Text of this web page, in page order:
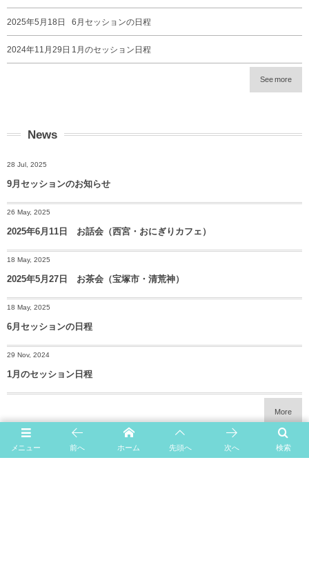
2025年5月18日 6月セッションの日程
2024年11月29日 1月のセッション日程
See more
News
28 Jul, 2025
9月セッションのお知らせ
26 May, 2025
2025年6月11日 お話会（西宮・おにぎりカフェ）
18 May, 2025
2025年5月27日 お茶会（宝塚市・清荒神）
18 May, 2025
6月セッションの日程
29 Nov, 2024
1月のセッション日程
More
メニュー 検索
前へ ホーム 先頭へ 次へ